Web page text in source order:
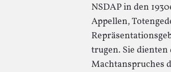
NSDAP in den
Appellen,
trugen. Sie
Machtanspruches